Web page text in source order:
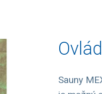
Sauny